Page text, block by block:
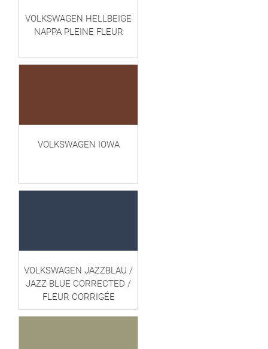
VOLKSWAGEN HELLBEIGE
NAPPA PLEINE FLEUR
VOLKSWAGEN IOWA
VOLKSWAGEN JAZZBLAU /
JAZZ BLUE CORRECTED /
FLEUR CORRIGÉE